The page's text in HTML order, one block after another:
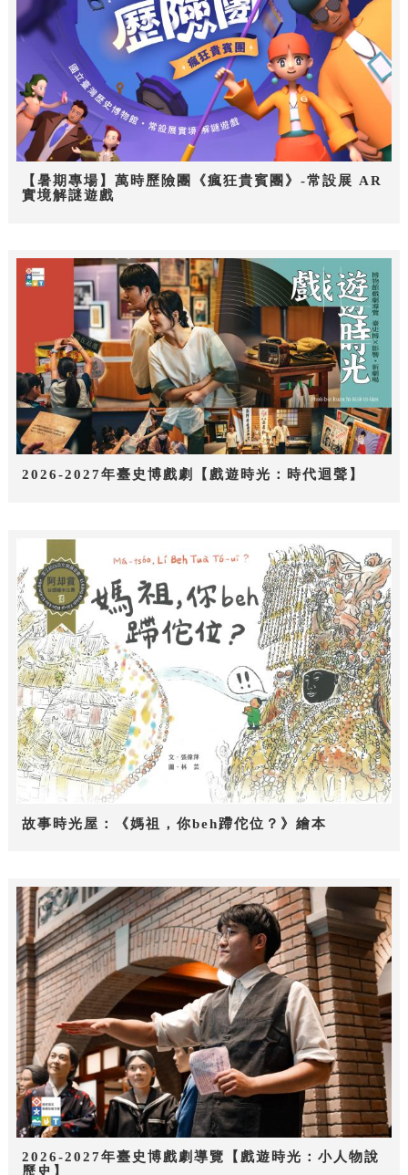
【暑期專場】萬時歷險團《瘋狂貴賓團》-常設展 AR
實境解謎遊戲
2026-2027年臺史博戲劇【戲遊時光：時代迴聲】
故事時光屋：《媽祖，你beh蹛佗位？》繪本
2026-2027年臺史博戲劇導覽【戲遊時光：小人物說
歷史】